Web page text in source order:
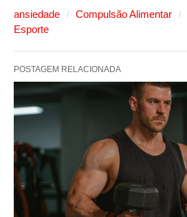
ansiedade Compulsão Alimentar
Esporte
POSTAGEM RELACIONADA